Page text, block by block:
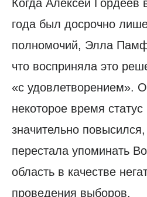
Когда Алексей Гордеев
года был досрочно
полномочий, Элла
что восприняла это
«с удовлетворением».
некоторое время
значительно
перестала упоминать
область в качестве
проведения выборов.